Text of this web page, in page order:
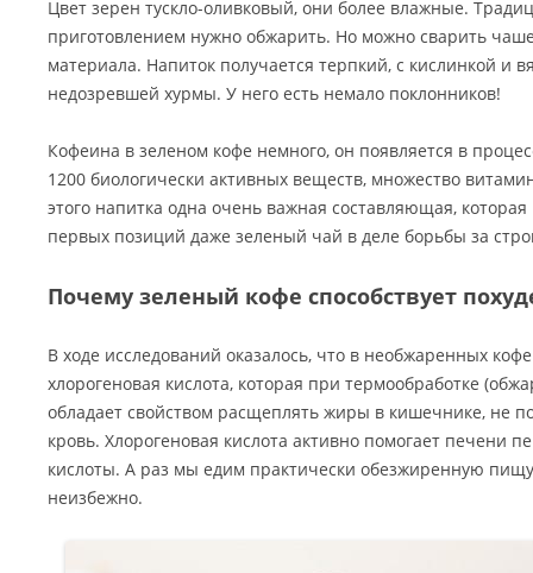
Цвет зерен тускло-оливковый, они более влажные.
приготовлением нужно обжарить. Но можно сварить
материала. Напиток получается терпкий, с кислинкой и
недозревшей хурмы. У него есть немало поклонников!
Кофеина в зеленом кофе немного, он появляется в
1200 биологически активных веществ, множество
этого напитка одна очень важная составляющая, которая
первых позиций даже зеленый чай в деле борьбы за
Почему зеленый кофе способствует
В ходе исследований оказалось, что в необжаренных
хлорогеновая кислота, которая при термообработке
обладает свойством расщеплять жиры в кишечнике, не
кровь. Хлорогеновая кислота активно помогает печени
кислоты. А раз мы едим практически обезжиренную
неизбежно.